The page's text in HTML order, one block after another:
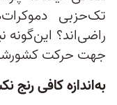
جهت حرکت
به‌اندازه‌ کافی رنج